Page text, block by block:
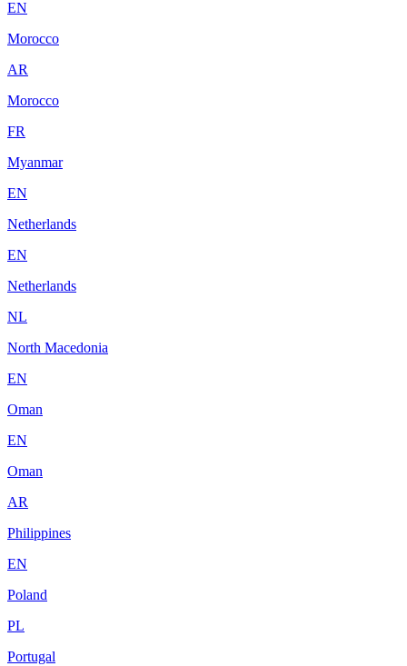
EN
Morocco
AR
Morocco
FR
Myanmar
EN
Netherlands
EN
Netherlands
NL
North Macedonia
EN
Oman
EN
Oman
AR
Philippines
EN
Poland
PL
Portugal